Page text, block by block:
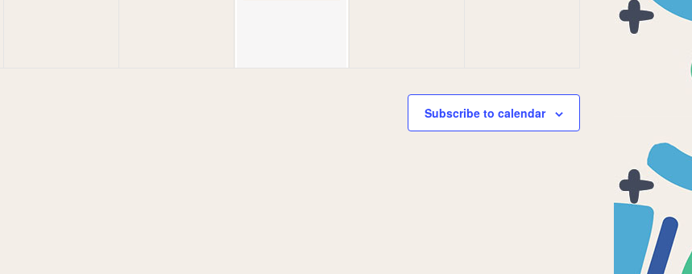
Subscribe to calendar